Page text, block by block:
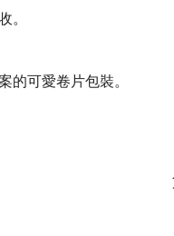
。
的可愛卷片包裝。